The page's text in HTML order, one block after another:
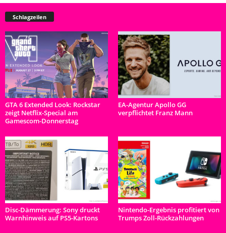
Schlagzeilen
GTA 6 Extended Look: Rockstar
zeigt Netflix-Special am
Gamescom-Donnerstag
EA-Agentur Apollo GG
verpflichtet Franz Mann
Disc-Dämmerung: Sony druckt
Warnhinweis auf PS5-Kartons
Nintendo-Ergebnis profitiert von
Trumps Zoll-Rückzahlungen